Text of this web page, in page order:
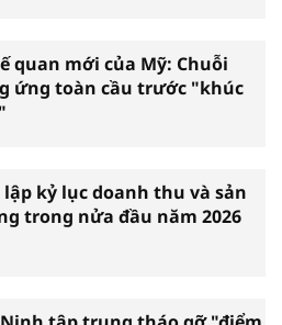
quan mới của Mỹ: Chuỗi
ứng toàn cầu trước "khúc
lập kỷ lục doanh thu và sản
trong nửa đầu năm 2026